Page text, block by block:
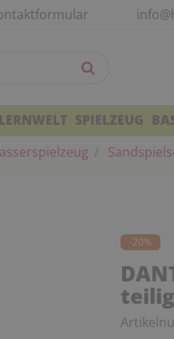
LERNWELT SPIELZEUG
-20%
teilig